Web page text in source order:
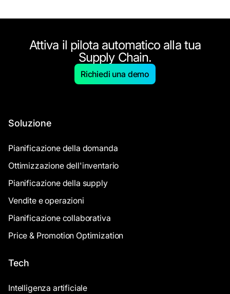
Attiva il pilota automatico alla tua
Supply Chain.
Richiedi una demo
Soluzione
Pianificazione della domanda
Ottimizzazione dell'inventario
Pianificazione della supply
Vendite e operazioni
Pianificazione collaborativa
Price & Promotion Optimization
Tech
Intelligenza artificiale